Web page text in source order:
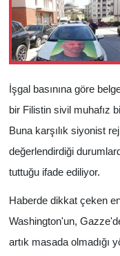
İşgal basınına göre
bir Filistin sivil muhafız
Buna karşılık siyonist
değerlendirdiği
tuttuğu ifade ediliyor.
Haberde dikkat çeken
Washington'un,
artık masada olmadığı